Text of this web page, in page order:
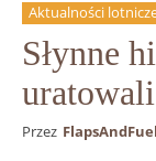
Aktualności
Słynne
Przez FlapsAndFuel